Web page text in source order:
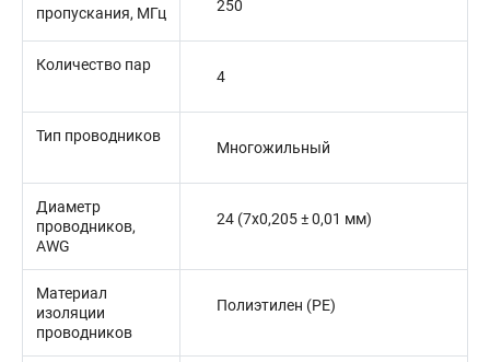
пропускания, МГц
250
Количество пар
4
Тип проводников
Многожильный
Диаметр
проводников,
AWG
24 (7x0,205 ± 0,01 мм)
Материал
изоляции
проводников
Полиэтилен (PE)